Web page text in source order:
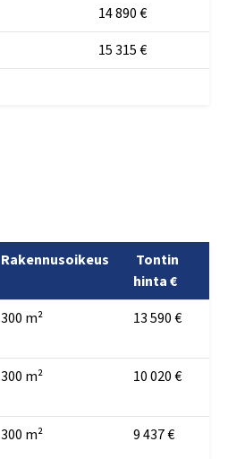
14 890 €
15 315 €
Rakennusoikeus
Tontin
hinta €
300 m² 13 590 €
300 m² 10 020 €
300 m² 9 437 €